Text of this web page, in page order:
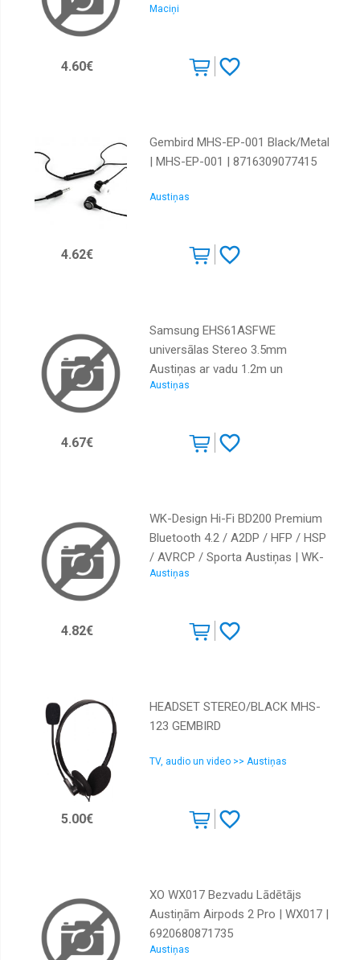
3700740472446
Maciņi
4.60€
Gembird MHS-EP-001 Black/Metal
| MHS-EP-001 | 8716309077415
Austiņas
4.62€
Samsung EHS61ASFWE
universālas Stereo 3.5mm
Austiņas ar vadu 1.2m un
mikrofonu/Baltas | z9033091 |
Austiņas
4.67€
WK-Design Hi-Fi BD200 Premium
Bluetooth 4.2 / A2DP / HFP / HSP
/ AVRCP / Sporta Austiņas | WK-
BD600/WH | 6941027602713
Austiņas
4.82€
HEADSET STEREO/BLACK MHS-
123 GEMBIRD
TV, audio un video >> Austiņas
5.00€
XO WX017 Bezvadu Lādētājs
Austiņām Airpods 2 Pro | WX017 |
6920680871735
Austiņas